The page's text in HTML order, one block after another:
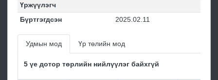
Үржүүлэгч
Бүртгэгдсэн
2025.02.11
Удмын мод Үр төлийн мод
5 үе дотор төрлийн нийлүүлэг байхгүй